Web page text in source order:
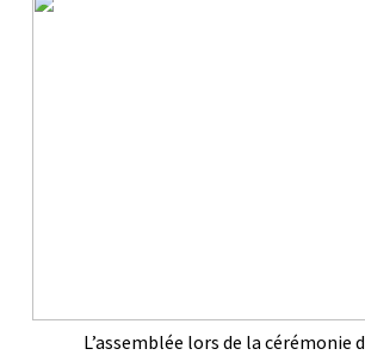
L’assemblée lors de la cérémonie